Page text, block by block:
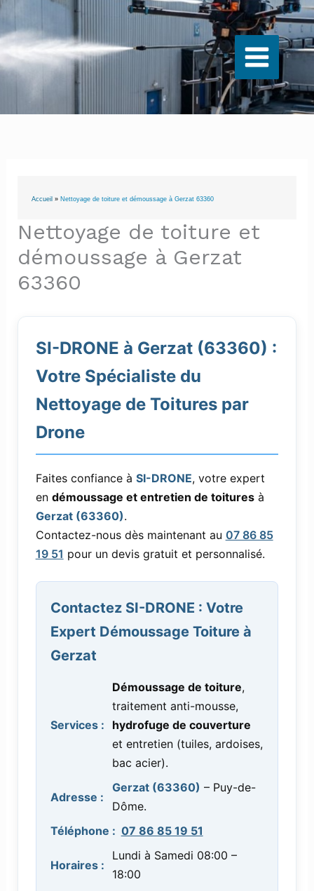
Aller
au
contenu
Accueil » Nettoyage de toiture et démoussage à Gerzat 63360
Nettoyage de toiture et
démoussage à Gerzat
63360
SI-DRONE à Gerzat (63360) :
Votre Spécialiste du
Nettoyage de Toitures par
Drone
Faites confiance à SI-DRONE, votre expert
en démoussage et entretien de toituresà
Gerzat (63360).
Contactez-nous dès maintenant au 07 86 85
19 51 pour un devis gratuit et personnalisé.
Contactez SI-DRONE : Votre
Expert Démoussage Toiture à
Gerzat
Services :
Démoussage de toiture,
traitement anti-mousse,
hydrofuge de couverture
et entretien (tuiles, ardoises,
bac acier).
Adresse :
Gerzat (63360) – Puy-de-
Dôme.
Téléphone : 07 86 85 19 51
Horaires :
Lundi à Samedi 08:00 –
18:00